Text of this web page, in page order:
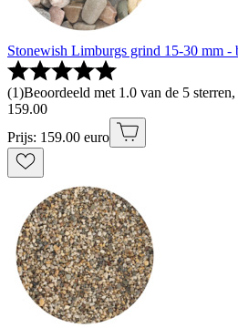
Stonewish Limburgs grind 15-30 mm -
(1)Beoordeeld met 1.0 van de 5
159.00
Prijs: 159.00 euro